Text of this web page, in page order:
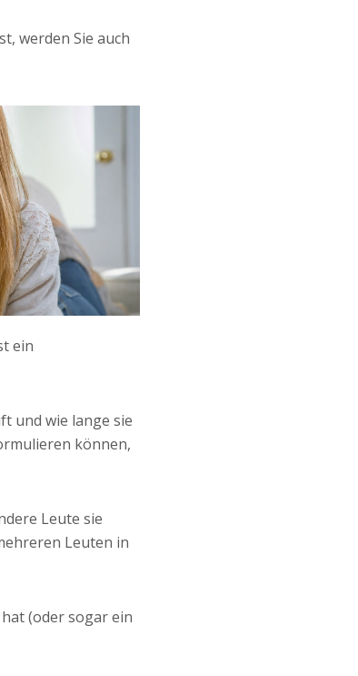
werden Sie auch
ein
und wie lange sie
können,
Leute sie
Leuten in
(oder sogar ein